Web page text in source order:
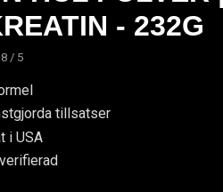
- 232G
5
tillsatser
i USA